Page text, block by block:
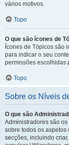
vários motivos.
Topo
O que são ícones de
Ícones de Tópicos são
para indicar o seu
permissões escolhidas
Topo
Sobre os Níveis
O que são
Administradores são
sobre todos os aspetos
secções, incluindo